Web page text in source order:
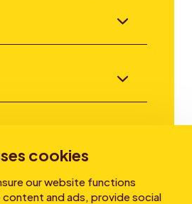
cookies
our website functions
and ads, provide social